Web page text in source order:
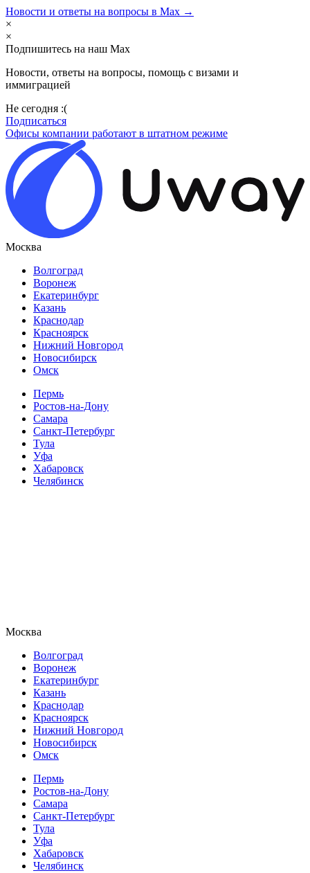
Новости и ответы на вопросы в Max →
×
×
Подпишитесь на наш Max
Новости, ответы на вопросы, помощь с визами и
иммиграцией
Не сегодня :(
Подписаться
Офисы компании работают в штатном режиме
Москва
Волгоград
Воронеж
Екатеринбург
Казань
Краснодар
Красноярск
Нижний Новгород
Новосибирск
Омск
Пермь
Ростов-на-Дону
Самара
Санкт-Петербург
Тула
Уфа
Хабаровск
Челябинск
Москва
Волгоград
Воронеж
Екатеринбург
Казань
Краснодар
Красноярск
Нижний Новгород
Новосибирск
Омск
Пермь
Ростов-на-Дону
Самара
Санкт-Петербург
Тула
Уфа
Хабаровск
Челябинск